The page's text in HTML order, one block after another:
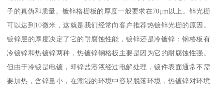
子的真伪和质量。镀锌格栅板的厚度一般要求在70μm以上。锌光栅
可以达到10微米，这就是我们经常向客户推荐热镀锌光栅的原因。
镀锌层的厚度决定了它的耐腐蚀性能，镀锌还是冷镀锌：钢格板有
冷镀锌和热镀锌两种，热镀锌钢格板主要是因为它的耐腐蚀性强。
但由于冷镀是电镀，即锌盐溶液经过电解处理，镀件表面通常不需
要加热，含锌量小，在潮湿的环境中容易脱落环境，热镀锌对环境